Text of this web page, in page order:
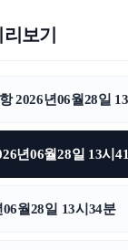
보기
2026년06월28일
년06월28일 13시
월28일 13시34분